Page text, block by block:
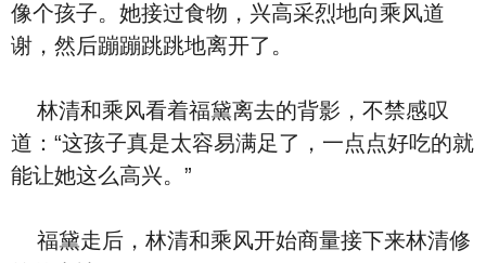
像个孩子。她接过食物，兴高采烈地向乘风道
谢，然后蹦蹦跳跳地离开了。
林清和乘风看着福黛离去的背影，不禁感叹
道：“这孩子真是太容易满足了，一点点好吃的就
能让她这么高兴。”
福黛走后，林清和乘风开始商量接下来林清修